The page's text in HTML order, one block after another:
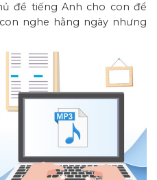
đề tiếng Anh cho con để
nghe hằng ngày nhưng